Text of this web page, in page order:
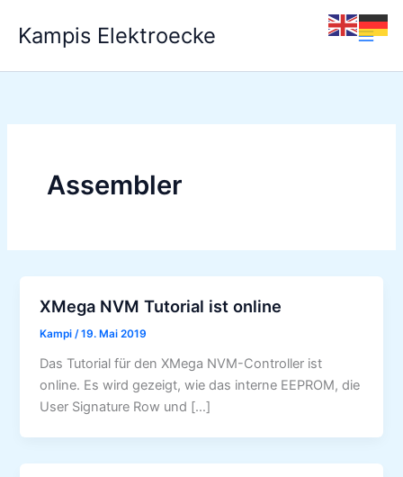
InhaltKampis Elektroecke
Assembler
XMega NVM Tutorial ist online
Kampi/19. Mai 2019
Das Tutorial für den XMega NVM-Controller ist
online. Es wird gezeigt, wie das interne EEPROM, die
User Signature Row und […]